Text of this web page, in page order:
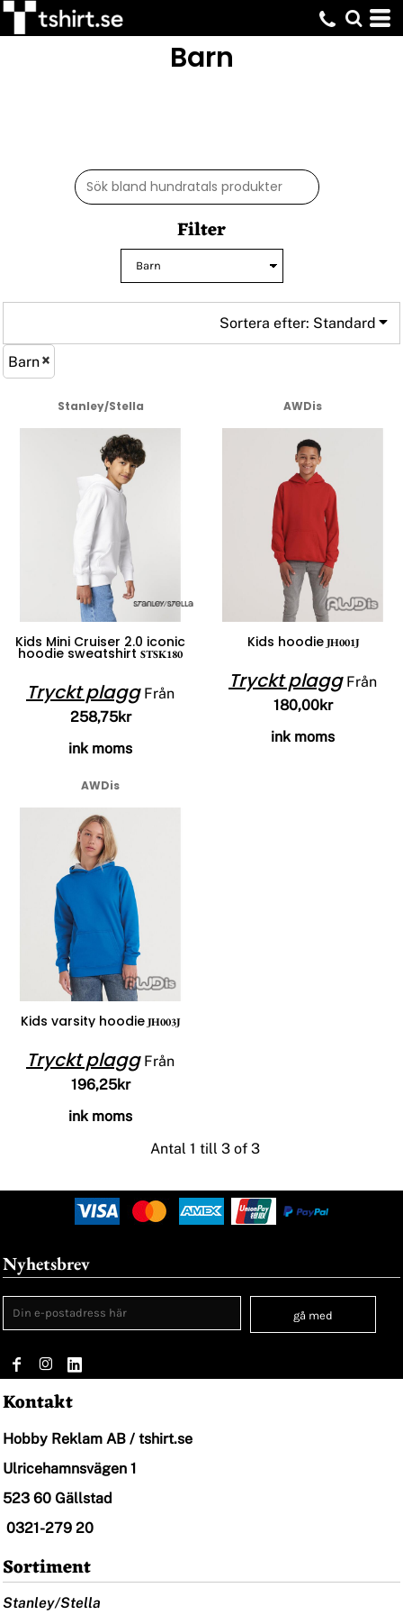
Barn
Filter
Sortera efter: Standard
Barn
Stanley/Stella
Kids Mini Cruiser 2.0 iconic
hoodie sweatshirt STSK180
Tryckt plaggFrån
258,75kr
ink moms
AWDis
Kids hoodie JH001J
Tryckt plaggFrån
180,00kr
ink moms
AWDis
Kids varsity hoodieJH003J
Tryckt plaggFrån
196,25kr
ink moms
Antal 1 till 3 of 3
Nyhetsbrev
gå med
Kontakt
Hobby Reklam AB / tshirt.se
Ulricehamnsvägen 1
523 60 Gällstad
0321-279 20
Sortiment
Stanley/Stella
Standard